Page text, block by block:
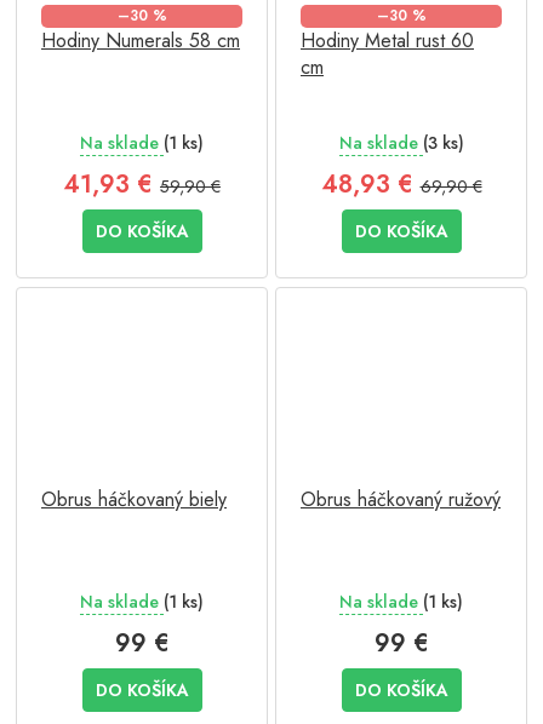
–30 %
Hodiny Numerals 58 cm
Na sklade (1 ks)
41,93 € 59,90 €
DO KOŠÍKA
–30 %
Hodiny Metal rust 60
cm
Na sklade (3 ks)
48,93 €69,90 €
DO KOŠÍKA
Obrus háčkovaný biely
Na sklade (1 ks)
99 €
DO KOŠÍKA
Obrus háčkovaný ružový
Na sklade (1 ks)
99 €
DO KOŠÍKA